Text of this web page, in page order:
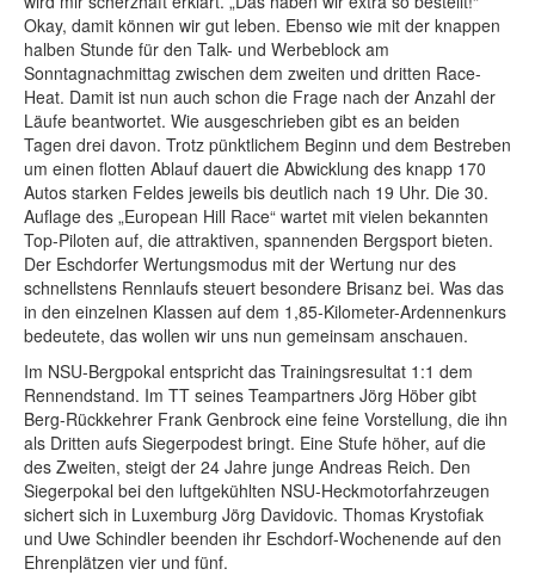
Okay, damit können wir gut leben. Ebenso wie mit der knappen
halben Stunde für den Talk- und Werbeblock am
Sonntagnachmittag zwischen dem zweiten und dritten Race-
Heat. Damit ist nun auch schon die Frage nach der Anzahl der
Läufe beantwortet. Wie ausgeschrieben gibt es an beiden
Tagen drei davon. Trotz pünktlichem Beginn und dem Bestreben
um einen flotten Ablauf dauert die Abwicklung des knapp 170
Autos starken Feldes jeweils bis deutlich nach 19 Uhr. Die 30.
Auflage des „European Hill Race“ wartet mit vielen bekannten
Top-Piloten auf, die attraktiven, spannenden Bergsport bieten.
Der Eschdorfer Wertungsmodus mit der Wertung nur des
schnellstens Rennlaufs steuert besondere Brisanz bei. Was das
in den einzelnen Klassen auf dem 1,85-Kilometer-Ardennenkurs
bedeutete, das wollen wir uns nun gemeinsam anschauen.
Im NSU-Bergpokal entspricht das Trainingsresultat 1:1 dem
Rennendstand. Im TT seines Teampartners Jörg Höber gibt
Berg-Rückkehrer Frank Genbrock eine feine Vorstellung, die ihn
als Dritten aufs Siegerpodest bringt. Eine Stufe höher, auf die
des Zweiten, steigt der 24 Jahre junge Andreas Reich. Den
Siegerpokal bei den luftgekühlten NSU-Heckmotorfahrzeugen
sichert sich in Luxemburg Jörg Davidovic. Thomas Krystofiak
und Uwe Schindler beenden ihr Eschdorf-Wochenende auf den
Ehrenplätzen vier und fünf.